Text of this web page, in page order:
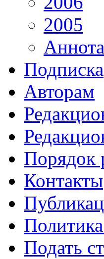
2005
Подписка
Авторам
Порядок
Контакты
Подать